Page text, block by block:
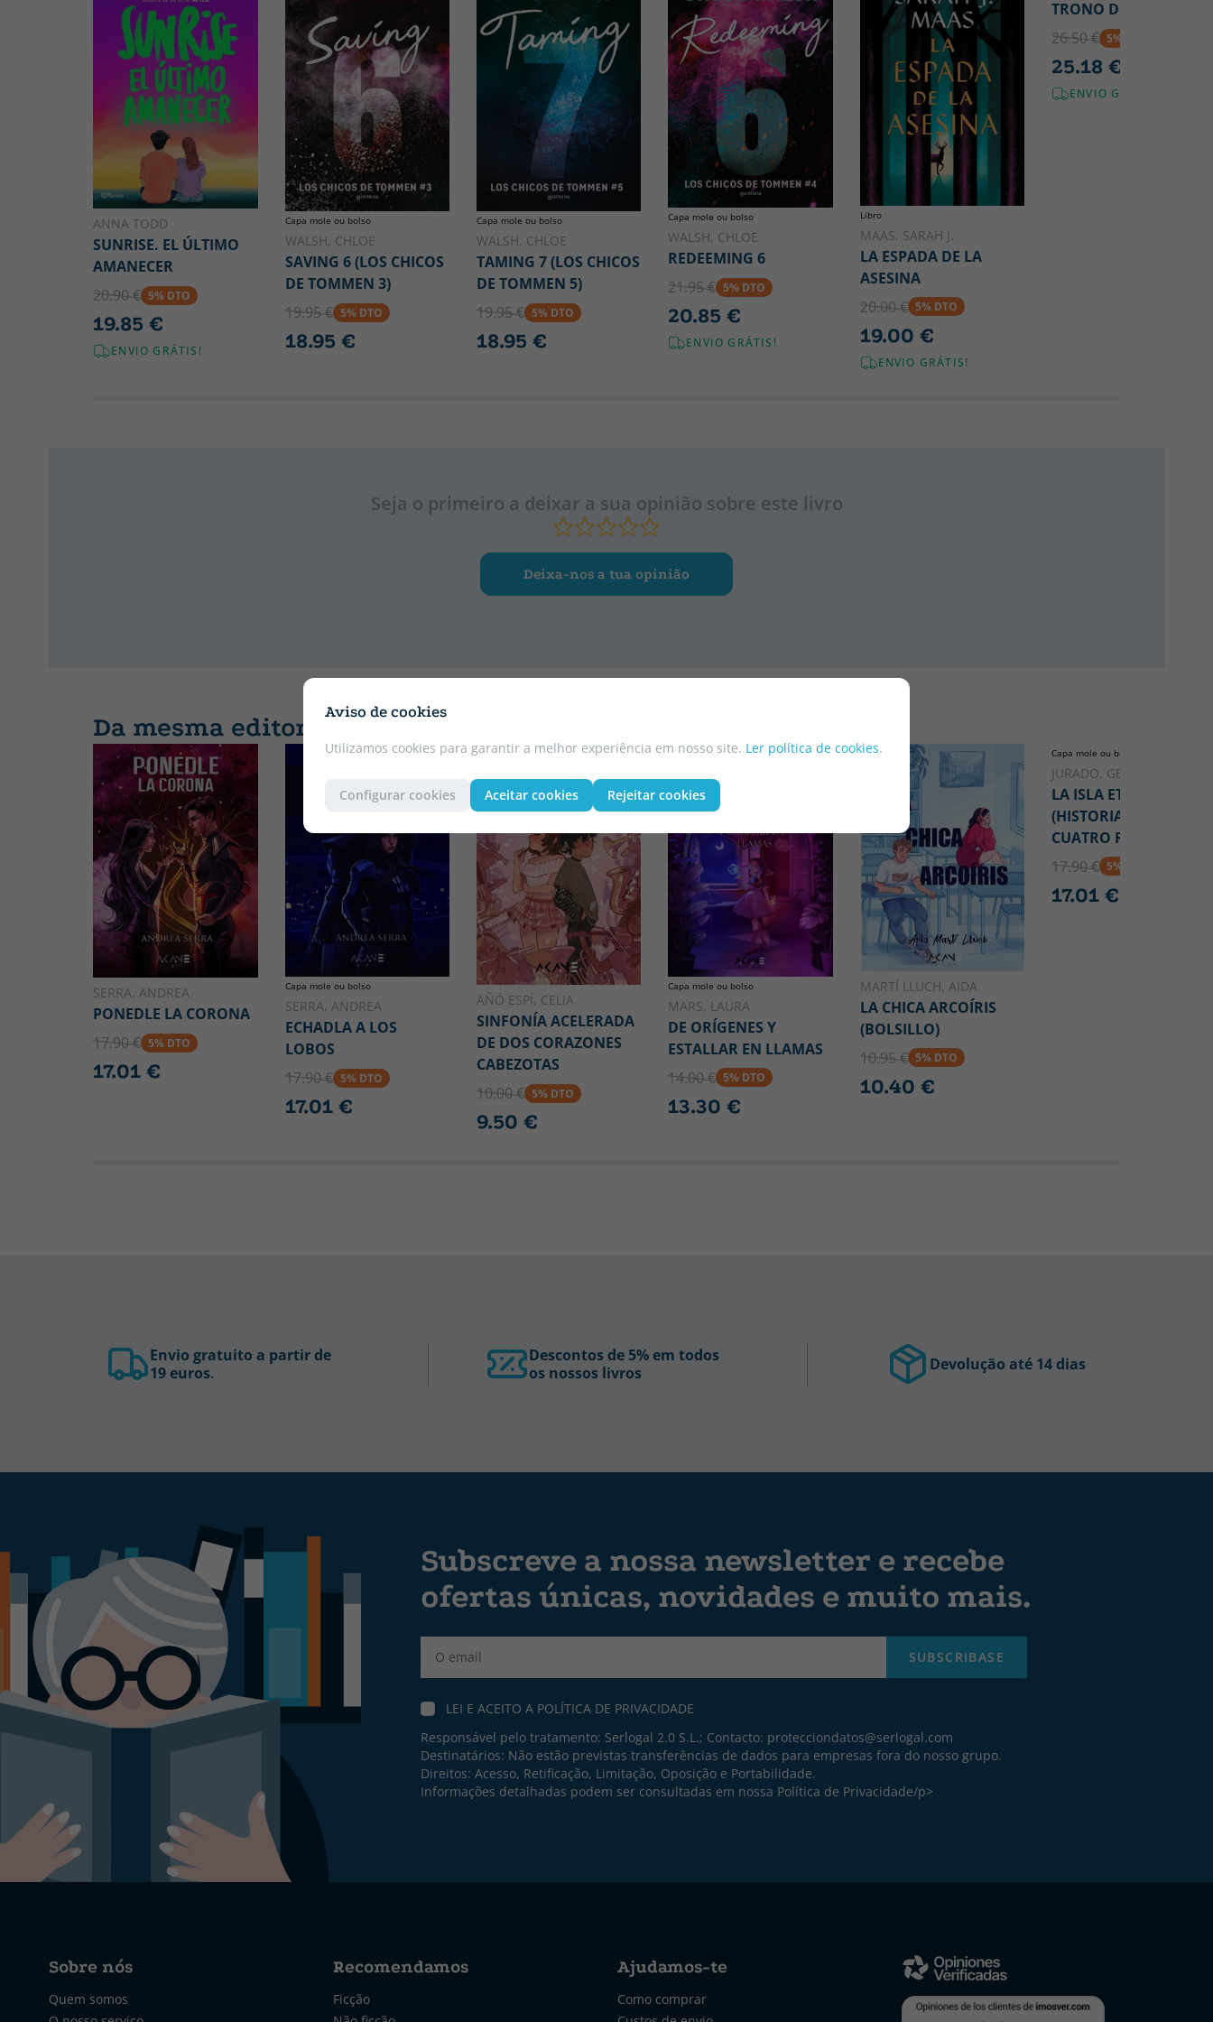
Aviso de cookies
Utilizamos cookies para garantir a melhor experiência em nosso site. Ler política de cookies.
Configurar cookies Aceitar cookies Rejeitar cookies
ANNA TODD
SUNRISE. EL ÚLTIMO
AMANECER
20.90 € 5% DTO
19.85 €
ENVIO GRÁTIS!
Capa mole ou bolso
WALSH, CHLOE
SAVING 6 (LOS CHICOS
DE TOMMEN 3)
19.95 € 5% DTO
18.95 €
Capa mole ou bolso
WALSH, CHLOE
TAMING 7 (LOS CHICOS
DE TOMMEN 5)
19.95 € 5% DTO
18.95 €
Capa mole ou bolso
WALSH, CHLOE
REDEEMING 6
21.95 € 5% DTO
20.85 €
ENVIO GRÁTIS!
Libro
MAAS, SARAH J.
LA ESPADA DE LA
ASESINA
20.00 € 5% DTO
19.00 €
ENVIO GRÁTIS!
TRONO DE CRISTAL
26.50 € 5% DTO
25.18 €
ENVIO GRÁTIS!
Seja o primeiro a deixar a sua opinião sobre este livro
Deixa-nos a tua opinião
Da mesma editora
SERRA, ANDREA
PONEDLE LA CORONA
17.90 € 5% DTO
17.01 €
Capa mole ou bolso
SERRA, ANDREA
ECHADLA A LOS
LOBOS
17.90 € 5% DTO
17.01 €
AÑÓ ESPÍ, CELIA
SINFONÍA ACELERADA
DE DOS CORAZONES
CABEZOTAS
10.00 € 5% DTO
9.50 €
Capa mole ou bolso
MARS, LAURA
DE ORÍGENES Y
ESTALLAR EN LLAMAS
14.00 € 5% DTO
13.30 €
MARTÍ LLUCH, AIDA
LA CHICA ARCOÍRIS
(BOLSILLO)
10.95 € 5% DTO
10.40 €
Capa mole ou bolso
JURADO, GEMA
LA ISLA ETERNA
(HISTORIAS DE LOS
CUATRO REINOS #2)
17.90 € 5% DTO
17.01 €
Envio gratuito a partir de
19 euros.
Descontos de 5% em todos
os nossos livros
Devolução até 14 dias
Subscreve a nossa newsletter e recebe
ofertas únicas, novidades e muito mais.
SUBSCRIBASE
LEI E ACEITO A POLÍTICA DE PRIVACIDADE
Responsável pelo tratamento: Serlogal 2.0 S.L.; Contacto: protecciondatos@serlogal.com
Destinatários: Não estão previstas transferências de dados para empresas fora do nosso grupo.
Direitos: Acesso, Retificação, Limitação, Oposição e Portabilidade.
Informações detalhadas podem ser consultadas em nossa Política de Privacidade/p>
Sobre nós
Quem somos
Recomendamos
Ficção
Ajudamos-te
Como comprar